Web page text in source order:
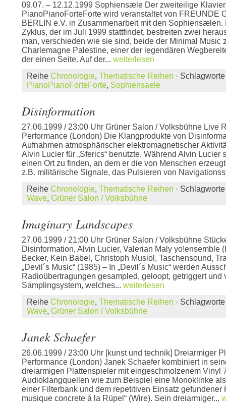
09.07. – 12.12.1999 Sophiensæle Der zweiteilige
PianoPianoForteForte wird veranstaltet von FREUNDE
BERLIN e.V. in Zusammenarbeit mit den Sophiensælen.
Zyklus, der im Juli 1999 stattfindet, bestreiten zwei
man, verschieden wie sie sind, beide der Minimal Music
Charlemagne Palestine, einer der legendären
der einen Seite. Auf der... weiterlesen
Reihe Chronologie, Thematische Reihen ·
PianoPianoForteForte, Sophiensaele
Disinformation
27.06.1999 / 23:00 Uhr Grüner Salon / Volksbühne Live
Performance (London) Die Klangprodukte von
Aufnahmen atmosphärischer elektromagnetischer
Alvin Lucier für „Sferics“ benutzte. Während Alvin Lucier
einen Ort zu finden, an dem er die von Menschen
z.B. militärische Signale, das Pulsieren von
Reihe Chronologie, Thematische Reihen ·
Wave, Grüner Salon / Volksbühne
Imaginary Landscapes
27.06.1999 / 21:00 Uhr Grüner Salon / Volksbühne
Disinformation, Alvin Lucier, Valerian Maly yo!ensemble
Becker, Kein Babel, Christoph Musiol, Taschensound,
„Devil´s Music“ (1985) – In „Devil´s Music“ werden
Radioübertragungen gesampled, geloopt, getriggert und
Samplingsystem, welches... weiterlesen
Reihe Chronologie, Thematische Reihen ·
Wave, Grüner Salon / Volksbühne
Janek Schaefer
26.06.1999 / 23:00 Uhr [kunst und technik] Dreiarmiger
Performance (London) Janek Schaefer kombiniert in
dreiarmigen Plattenspieler mit eingeschmolzenem Vinyl
Audioklangquellen wie zum Beispiel eine Monoklinke
einer Filterbank und dem repetitiven Einsatz gefundener
musique concrete á la Rüpel“ (Wire). Sein dreiarmiger...